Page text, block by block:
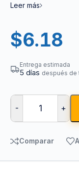
Leer más
$6.18
Entrega estimada
5 días después de
- +
Comparar